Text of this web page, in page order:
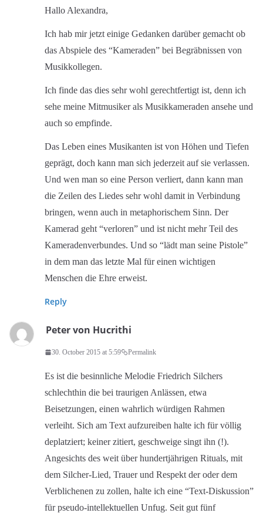
Hallo Alexandra,
Ich hab mir jetzt einige Gedanken darüber gemacht ob
das Abspiele des “Kameraden” bei Begräbnissen von
Musikkollegen.
Ich finde das dies sehr wohl gerechtfertigt ist, denn ich
sehe meine Mitmusiker als Musikkameraden ansehe und
auch so empfinde.
Das Leben eines Musikanten ist von Höhen und Tiefen
geprägt, doch kann man sich jederzeit auf sie verlassen.
Und wen man so eine Person verliert, dann kann man
die Zeilen des Liedes sehr wohl damit in Verbindung
bringen, wenn auch in metaphorischem Sinn. Der
Kamerad geht “verloren” und ist nicht mehr Teil des
Kameradenverbundes. Und so “lädt man seine Pistole”
in dem man das letzte Mal für einen wichtigen
Menschen die Ehre erweist.
Reply
Peter von Hucrithi
30. October 2015 at 5:59 Permalink
Es ist die besinnliche Melodie Friedrich Silchers
schlechthin die bei traurigen Anlässen, etwa
Beisetzungen, einen wahrlich würdigen Rahmen
verleiht. Sich am Text aufzureiben halte ich für völlig
deplatziert; keiner zitiert, geschweige singt ihn (!).
Angesichts des weit über hundertjährigen Rituals, mit
dem Silcher-Lied, Trauer und Respekt der oder dem
Verblichenen zu zollen, halte ich eine “Text-Diskussion”
für pseudo-intellektuellen Unfug. Seit gut fünf